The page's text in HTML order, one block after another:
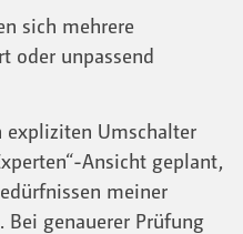
sich mehrere
oder unpassend
expliziten Umschalter
Ansicht geplant,
meiner
Bei genauerer Prüfung